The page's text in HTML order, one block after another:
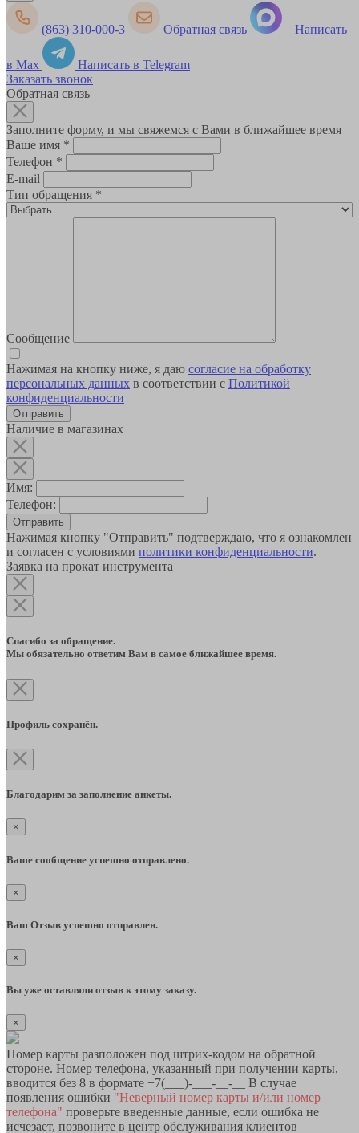
(863) 310-000-3 Обратная связь Написать
в Max
Написать в Telegram
Заказать звонок
Обратная связь
Заполните форму, и мы свяжемся с Вами в ближайшее время
Ваше имя *
Телефон *
E-mail
Тип обращения *
Сообщение
Нажимая на кнопку ниже, я даю согласие на обработку
персональных данных в соответствии с Политикой
конфиденциальности
Наличие в магазинах
Имя:
Телефон:
Отправить
Нажимая кнопку "Отправить" подтверждаю, что я ознакомлен
и согласен с условиями политики конфиденциальности.
Заявка на прокат инструмента
Спасибо за обращение.
Мы обязательно ответим Вам в самое ближайшее время.
Профиль сохранён.
Благодарим за заполнение анкеты.
×
Ваше сообщение успешно отправлено.
×
Ваш Отзыв успешно отправлен.
×
Вы уже оставляли отзыв к этому заказу.
×
Номер карты разположен под штрих-кодом на обратной
стороне. Номер телефона, указанный при получении карты,
вводится без 8 в формате +7(___)-___-__-__ В случае
появления ошибки "Неверный номер карты и/или номер
телефона" проверьте введенные данные, если ошибка не
исчезает, позвоните в центр обслуживания клиентов